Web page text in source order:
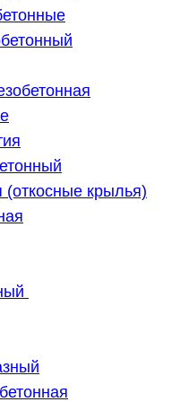
(откосные крылья)